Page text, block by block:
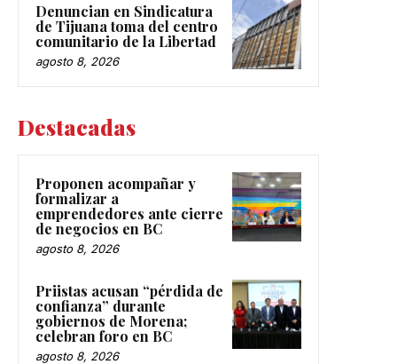
Denuncian en Sindicatura
de Tijuana toma del centro
comunitario de la Libertad
agosto 8, 2026
Destacadas
Proponen acompañar y
formalizar a
emprendedores ante cierre
de negocios en BC
agosto 8, 2026
Priistas acusan “pérdida de
confianza” durante
gobiernos de Morena;
celebran foro en BC
agosto 8, 2026